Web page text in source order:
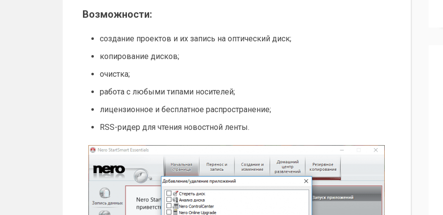
Возможности:
создание проектов и их запись на оптический диск;
копирование дисков;
очистка;
работа с любыми типами носителей;
лицензионное и бесплатное распространение;
RSS-ридер для чтения новостной ленты.